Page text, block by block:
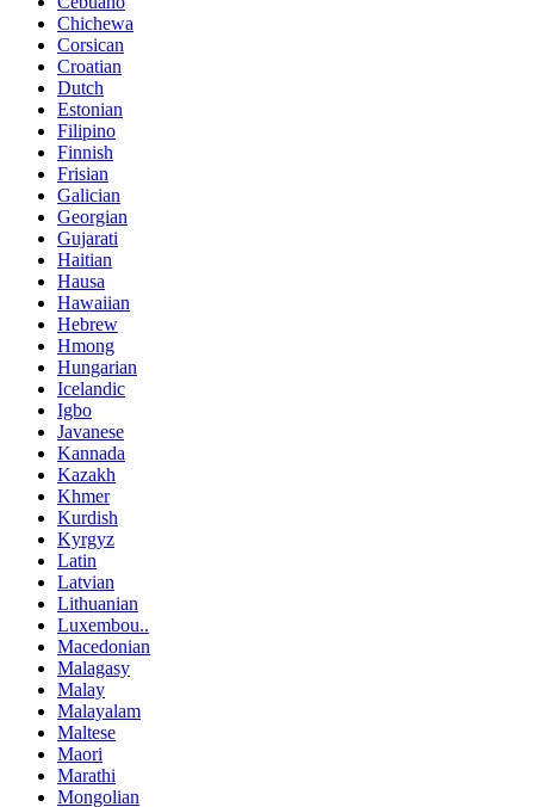
Chichewa
Corsican
Croatian
Dutch
Estonian
Filipino
Finnish
Frisian
Galician
Georgian
Gujarati
Haitian
Hausa
Hawaiian
Hebrew
Hmong
Hungarian
Icelandic
Igbo
Javanese
Kannada
Kazakh
Khmer
Kurdish
Kyrgyz
Latin
Latvian
Lithuanian
Luxembou..
Macedonian
Malagasy
Malay
Malayalam
Maltese
Maori
Marathi
Mongolian